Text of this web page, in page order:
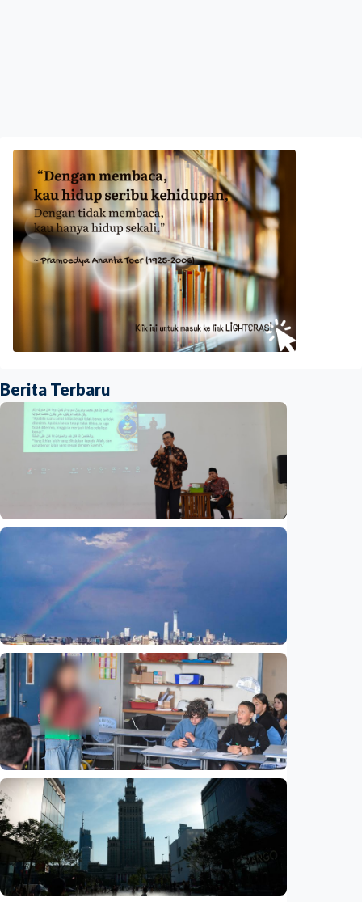
Berita Terbaru
Prof. Syafi’i Antonio bahas penataan jiwa
berbasis Al-Qur’an dan sunnah
Indonesia
Humaniora
Beijing jadi ibu kota arsitektur dunia
UNESCO-UIA 2029. Apa alasannya?
Indonesia•06 Aug 2026
Humaniora
Sekolah di Selandia Baru tambah mata
pelajaran berbasis industri, dari AI hingga
pariwisata
Indonesia •06 Aug 2026